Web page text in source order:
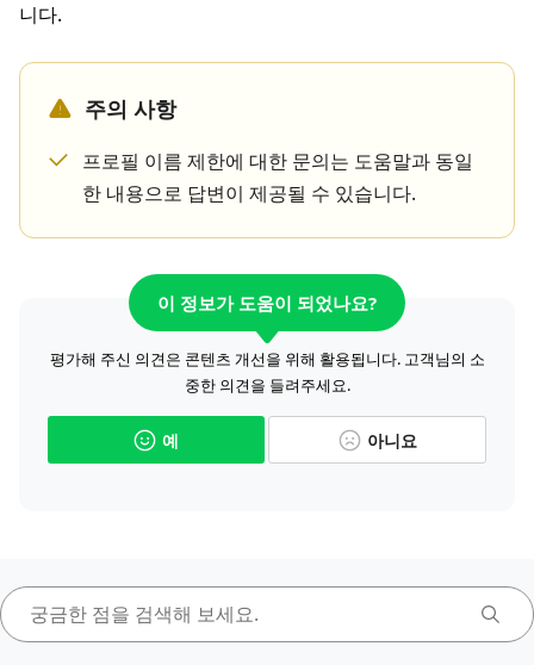
니다.
주의 사항
프로필 이름 제한에 대한 문의는 도움말과 동일
한 내용으로 답변이 제공될 수 있습니다.
이 정보가 도움이 되었나요?
평가해 주신 의견은 콘텐츠 개선을 위해 활용됩니다. 고객님의 소
중한 의견을 들려주세요.
예 아니요